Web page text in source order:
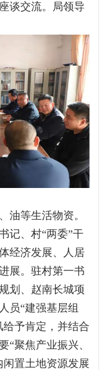
谈交流。局领导
油等生活物资。
记、村“两委”干
经济发展、人居
展。驻村第一书
划、赵南长城项
员“建强基层组
予肯定，并结合
“聚焦产业振兴、
置土地资源发展